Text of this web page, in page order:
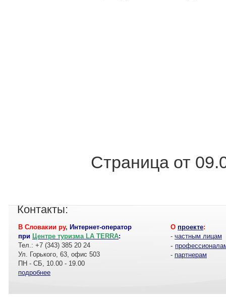
Страница от
Контакты:
В Словакии ру, Интернет-оператор
при Центре туризма LA TERRA:
Тел.: +7 (343) 385 20 24
Ул. Горького, 63, офис 503
ПН - СБ, 10.00 - 19.00
подробнее
О проекте:
- частным лицам
-
- партнерам